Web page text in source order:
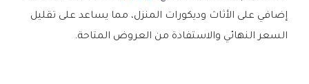
إضافي على الأثاث وديكورات المنزل، مما يساعد على تقليل
السعر النهائي والاستفادة من العروض المتاحة.